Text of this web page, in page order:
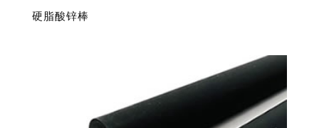
硬脂酸锌棒